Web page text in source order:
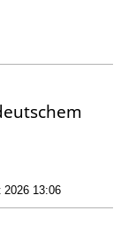
13:06